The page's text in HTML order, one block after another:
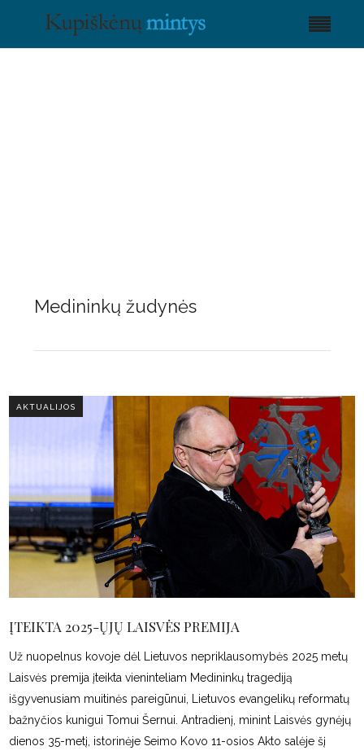
Medininkų žudynės
AKTUALIJOS
ĮTEIKTA 2025-ŲJŲ LAISVĖS PREMIJA
Už nuopelnus kovoje dėl Lietuvos nepriklausomybės 2025 metų
Laisvės premija įteikta vieninteliam Medininkų tragediją
išgyvenusiam muitinės pareigūnui, Lietuvos evangelikų reformatų
bažnyčios kunigui Tomui Šernui. Antradienį, minint Laisvės gynėjų
dienos 35-metį, istorinėje Seimo Kovo 11-osios Akto salėje šį